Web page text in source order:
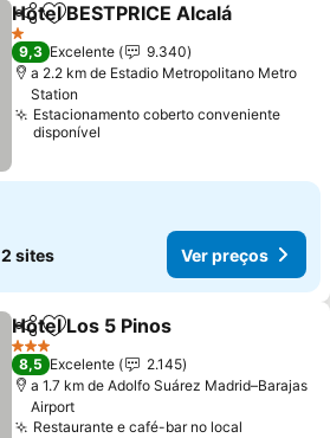
PartilharAdicionar aos favoritos
Hotel BESTPRICE Alcalá
1 Estrelas
9,3 Excelente
9.340
a 2.2 km de Estadio Metropolitano Metro
Station
Estacionamento coberto conveniente
disponível
2 sites Ver preços
PartilharAdicionar aos favoritos
Hotel Los 5 Pinos
3 Estrelas
8,5 Excelente
2.145
a 1.7 km de Adolfo Suárez Madrid–Barajas
Airport
Restaurante e café-bar no local